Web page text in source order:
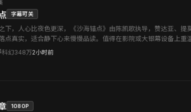
字幕可关
下，人心比夜色更深，《沙海锚点》由陈凯歌执导，赞达亚、
点真实，适合静下心来慢慢品读。值得在影院或大银幕设备上重温
科幻348万2小时前
1080P